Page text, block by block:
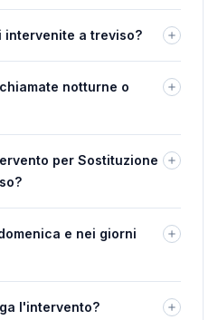
intervenite a treviso?
notturne o
per Sostituzione
e nei giorni
l'intervento?